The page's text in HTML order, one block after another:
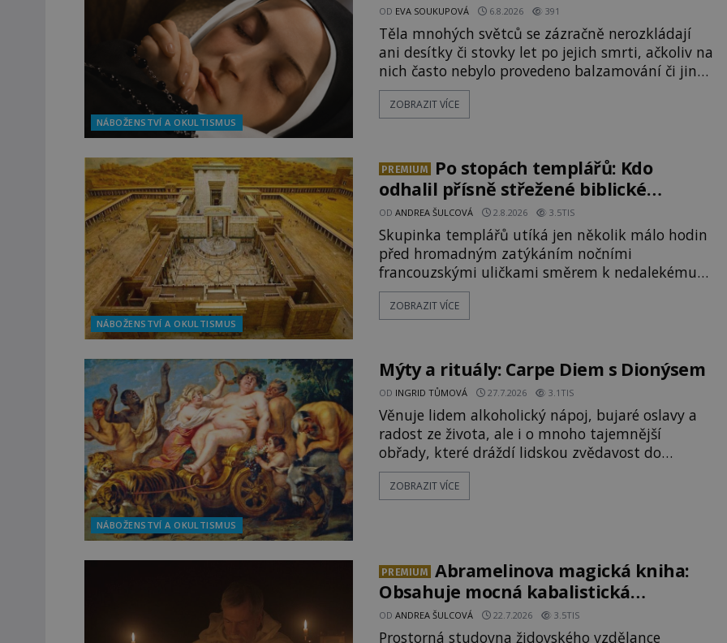
NÁBOŽENSTVÍ A OKULTISMUS
OD EVA SOUKUPOVÁ 6.8.2026 391
Těla mnohých světců se zázračně nerozkládají
ani desítky či stovky let po jejich smrti, ačkoliv na
nich často nebylo provedeno balzamování či jiné
pokusy o konzervaci. Neporušené ostatky bývají
považovány za důkaz svatosti zemřelých. Jaké
Milosrdných
ZOBRAZIT VÍCE
NÁBOŽENSTVÍ A OKULTISMUS
PREMIUM
Po stopách templářů: Kdo
odhalil přísně střežené biblické
tajemství?
ODANDREA ŠULCOVÁ 2.8.2026 3.5TIS
Skupinka templářů utíká jen několik málo hodin
před hromadným zatýkáním nočními
francouzskými uličkami směrem k nedalekému
přístavu. Jeden z nich má přes ramena ranec s
tajemným obsahem. Kapitán lodi už na ně čeká.
kapitáne?“ zeptá se ho jeden z templářů. „Do Sk
ZOBRAZIT VÍCE
NÁBOŽENSTVÍ A OKULTISMUS
Mýty a rituály: Carpe Diem s Dionýsem
OD INGRID TŮMOVÁ 27.7.2026 3.1TIS
Věnuje lidem alkoholický nápoj, bujaré oslavy a
radost ze života, ale i o mnoho tajemnější
obřady, které dráždí lidskou zvědavost do
dnešních dní. Co doopravdy představuje bůh,
jemuž Římané říkají Bakchus? Mytologický příběh
ZOBRAZIT VÍCE
PREMIUM
Abramelinova magická kniha:
Obsahuje mocná kabalistická
zaříkávadla?
ODANDREA ŠULCOVÁ 22.7.2026 3.5TIS
Prostorná studovna židovského vzdělance